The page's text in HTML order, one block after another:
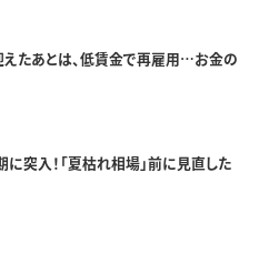
たあとは、低賃金で再雇用…お金の
突入！「夏枯れ相場」前に見直した